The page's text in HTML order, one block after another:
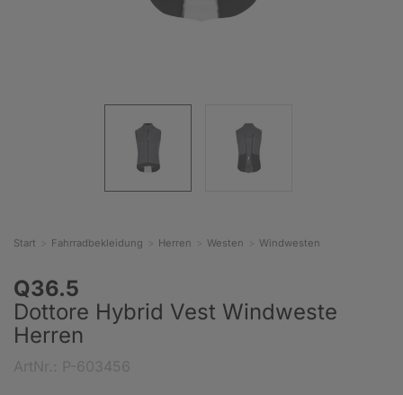
Start Fahrradbekleidung Herren Westen Windwesten
Q36.5
Dottore Hybrid Vest Windweste
Herren